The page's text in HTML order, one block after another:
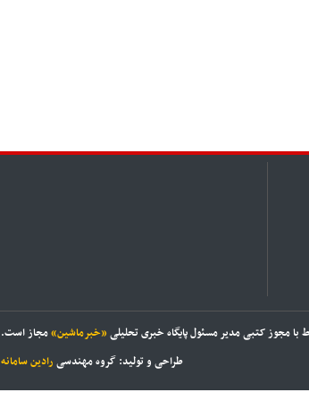
با مجوز کتبی مدیر مسئول پایگاه خبری تحلیلی «خبرماشین»مجاز است.
طراحی و تولید: گروه مهندسی رادین سامانه